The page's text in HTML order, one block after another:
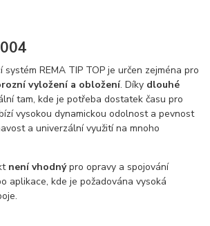
REMA TIP TOP je určen zejména pro
vyložení a obložení. Díky dlouhé
tam, kde je potřeba dostatek času pro
vysokou dynamickou odolnost a pevnost
a univerzální využití na mnoho
není vhodnýpro opravy a spojování
aplikace, kde je požadována vysoká